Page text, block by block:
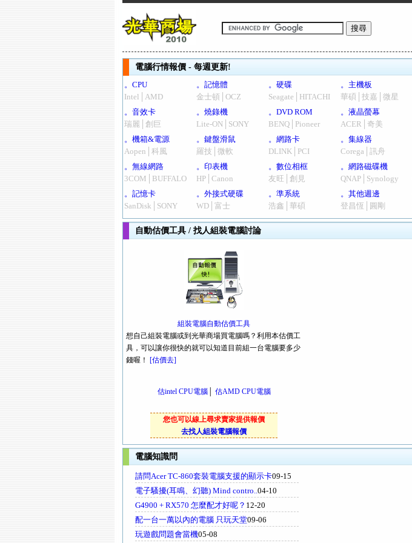
電腦行情報價 - 每週更新!
。CPU
Intel│AMD
。記憶體
金士頓│OCZ
。硬碟
Seagate│HITACHI
。主機板
華碩│技嘉│微星
。音效卡
瑞麗│創巨
。燒錄機
Lite-ON│SONY
。DVD ROM
BENQ│Pioneer
。液晶螢幕
ACER│奇美
。機箱&電源
Aopen│科風
。鍵盤滑鼠
羅技│微軟
。網路卡
DLINK│PCI
。集線器
Corega│訊舟
。無線網路
3COM│BUFFALO
。印表機
HP│Canon
。數位相框
友旺│創見
。網路磁碟機
QNAP│Synology
。記憶卡
SanDisk│SONY
。外接式硬碟
WD│富士
。準系統
浩鑫│華碩
。其他週邊
登昌恆│圓剛
自動估價工具 / 找人組裝電腦討論
組裝電腦自動估價工具
想自己組裝電腦或到光華商場買電腦嗎？利用本估價工
具，可以讓你很快的就可以知道目前組一台電腦要多少
錢喔！ [估價去]
估intel CPU電腦│ 估AMD CPU電腦
您也可以線上尋求賣家提供報價
去找人組裝電腦報價
電腦知識問
請問Acer TC-860套裝電腦支援的顯示卡09-15
電子騷擾(耳鳴、幻聽) Mind contro..04-10
G4900 + RX570 怎麼配才好呢？ 12-20
配一台一萬以內的電腦 只玩天堂09-06
玩遊戲問題會當機05-08